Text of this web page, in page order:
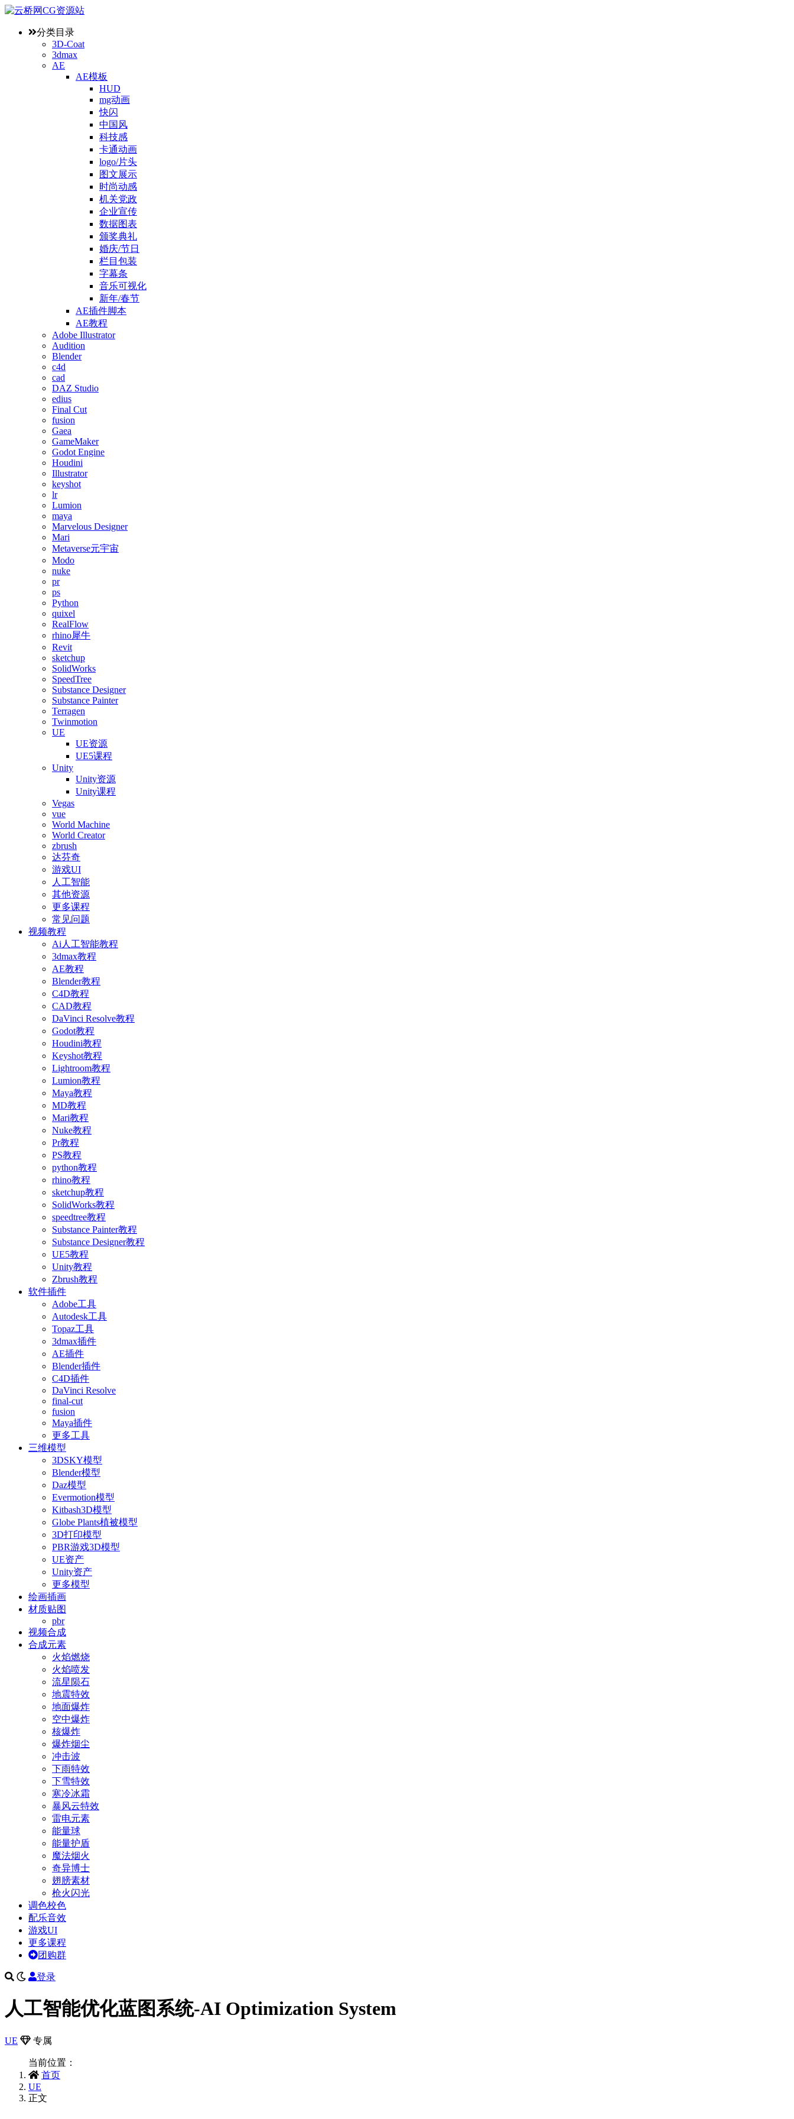
分类目录
3D-Coat
3dmax
AE
AE模板
HUD
mg动画
快闪
中国风
科技感
卡通动画
logo/片头
图文展示
时尚动感
机关党政
企业宣传
数据图表
颁奖典礼
婚庆/节日
栏目包装
字幕条
音乐可视化
新年/春节
AE插件脚本
AE教程
Adobe Illustrator
Audition
Blender
c4d
cad
DAZ Studio
edius
Final Cut
fusion
Gaea
GameMaker
Godot Engine
Houdini
Illustrator
keyshot
lr
Lumion
maya
Marvelous Designer
Mari
Metaverse元宇宙
Modo
nuke
pr
ps
Python
quixel
RealFlow
rhino犀牛
Revit
sketchup
SolidWorks
SpeedTree
Substance Designer
Substance Painter
Terragen
Twinmotion
UE
UE资源
UE5课程
Unity
Unity资源
Unity课程
Vegas
vue
World Machine
World Creator
zbrush
达芬奇
游戏UI
人工智能
其他资源
更多课程
常见问题
视频教程
Ai人工智能教程
3dmax教程
AE教程
Blender教程
C4D教程
CAD教程
DaVinci Resolve教程
Godot教程
Houdini教程
Keyshot教程
Lightroom教程
Lumion教程
Maya教程
MD教程
Mari教程
Nuke教程
Pr教程
PS教程
python教程
rhino教程
sketchup教程
SolidWorks教程
speedtree教程
Substance Painter教程
Substance Designer教程
UE5教程
Unity教程
Zbrush教程
软件插件
Adobe工具
Autodesk工具
Topaz工具
3dmax插件
AE插件
Blender插件
C4D插件
DaVinci Resolve
final-cut
fusion
Maya插件
更多工具
三维模型
3DSKY模型
Blender模型
Daz模型
Evermotion模型
Kitbash3D模型
Globe Plants植被模型
3D打印模型
PBR游戏3D模型
UE资产
Unity资产
更多模型
绘画插画
材质贴图
pbr
视频合成
合成元素
火焰燃烧
火焰喷发
流星陨石
地震特效
地面爆炸
空中爆炸
核爆炸
爆炸烟尘
冲击波
下雨特效
下雪特效
寒冷冰霜
暴风云特效
雷电元素
能量球
能量护盾
魔法烟火
奇异博士
翅膀素材
枪火闪光
调色校色
配乐音效
游戏UI
更多课程
团购群
登录
人工智能优化蓝图系统-AI Optimization System
UE 专属
当前位置：
首页
UE
正文